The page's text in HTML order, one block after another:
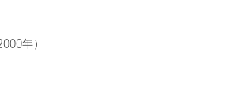
年）